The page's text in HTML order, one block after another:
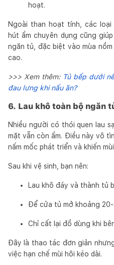
hoạt.
Ngoài than hoạt tính, các
hút ẩm chuyên dụng cũng
ngăn tủ, đặc biệt vào mùa
cao.
>>> Xem thêm: Tủ bếp dưới
đau lưng khi nấu ăn?
6. Lau khô toàn bộ ngăn
Nhiều người có thói quen lau
mặt vẫn còn ẩm. Điều này vô
nấm mốc phát triển và khiến
Sau khi vệ sinh, bạn nên:
Lau khô đáy và thành tủ
Để cửa tủ mở khoảng
Chỉ cất lại đồ dùng khi
Đây là thao tác đơn giản
việc hạn chế mùi hôi kéo dài.